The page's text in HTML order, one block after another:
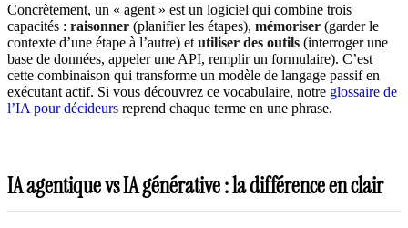
Concrètement, un « agent » est un logiciel qui combine trois
capacités : raisonner (planifier les étapes), mémoriser (garder le
contexte d’une étape à l’autre) et utiliser des outils (interroger une
base de données, appeler une API, remplir un formulaire). C’est
cette combinaison qui transforme un modèle de langage passif en
exécutant actif. Si vous découvrez ce vocabulaire, notre glossaire de
l’IA pour décideurs reprend chaque terme en une phrase.
IA agentique vs IA générative : la différence en clair